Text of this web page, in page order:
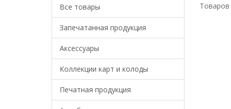
Все товары
Запечатанная продукция
Аксессуары
Коллекции карт и колоды
Печатная продукция
Товаров